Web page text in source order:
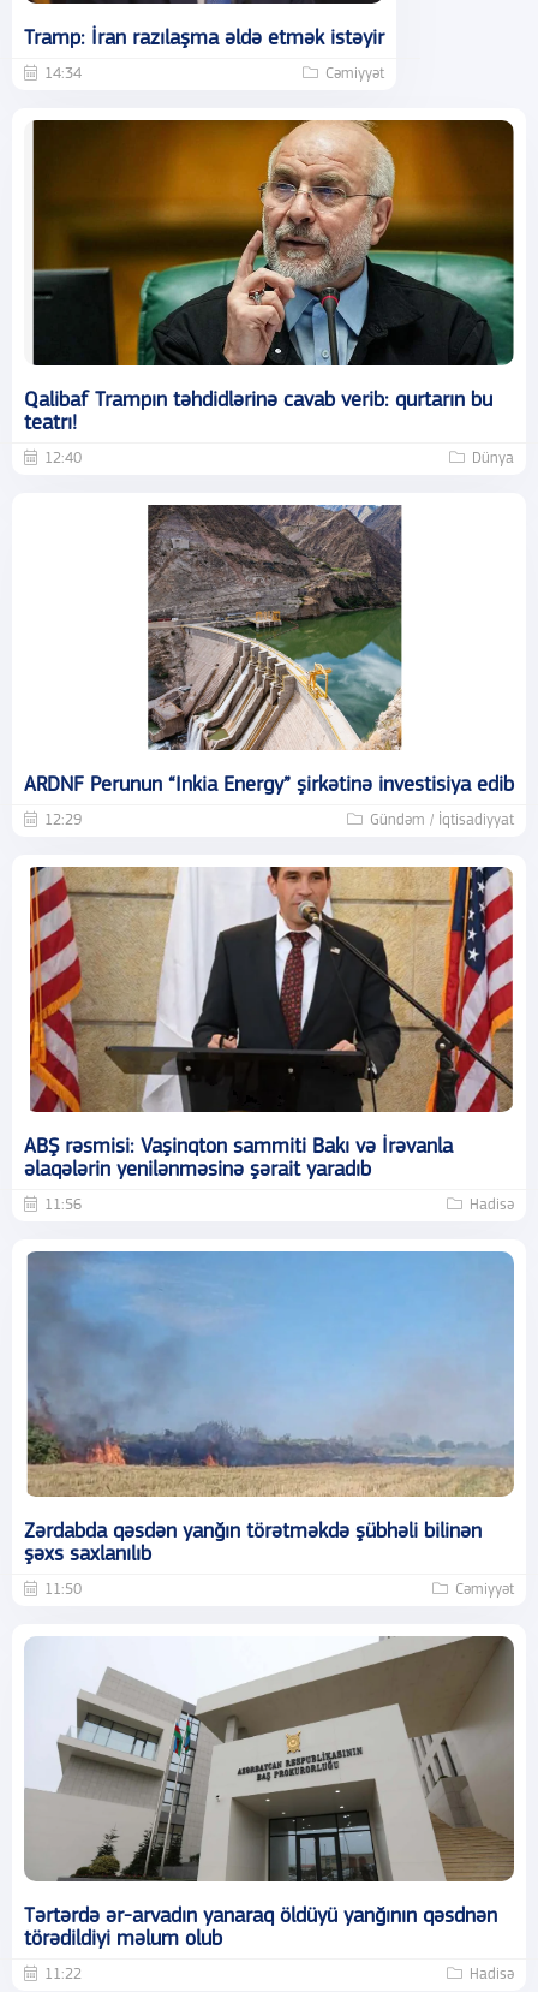
Tramp: İran razılaşma əldə etmək istəyir
14:34 Cəmiyyət
Qalibaf Trampın təhdidlərinə cavab verib: qurtarın bu
teatrı!
12:40 Dünya
ARDNF Perunun “Inkia Energy” şirkətinə investisiya edib
12:29 Gündəm / İqtisadiyyat
ABŞ rəsmisi: Vaşinqton sammiti Bakı və İrəvanla
əlaqələrin yenilənməsinə şərait yaradıb
11:56 Hadisə
Zərdabda qəsdən yanğın törətməkdə şübhəli bilinən
şəxs saxlanılıb
11:50 Cəmiyyət
Tərtərdə ər-arvadın yanaraq öldüyü yanğının qəsdnən
törədildiyi məlum olub
11:22 Hadisə